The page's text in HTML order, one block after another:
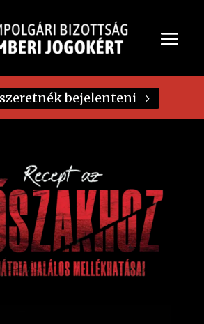
bejelenteni